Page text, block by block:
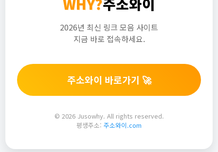
2026년 최신 링크 모음 사이트
지금 바로 접속하세요.
주소와이 바로가기 🚀
© 2026 Jusowhy. All rights reserved.
평생주소: 주소와이.com